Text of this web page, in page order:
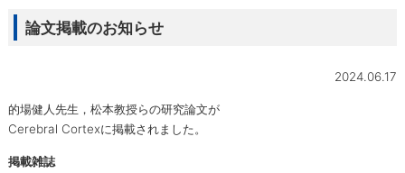
論文掲載のお知らせ
2024.06.17
的場健人先生，松本教授らの研究論文が
Cerebral Cortexに掲載されました。
掲載雑誌